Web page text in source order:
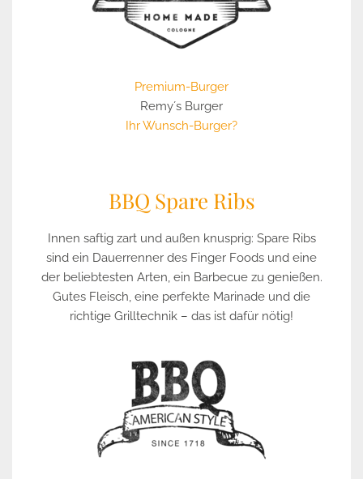
Premium-Burger
Remy´s Burger
Ihr Wunsch-Burger?
BBQ Spare Ribs
Innen saftig zart und außen knusprig: Spare Ribs
sind ein Dauerrenner des Finger Foods und eine
der beliebtesten Arten, ein Barbecue zu genießen.
Gutes Fleisch, eine perfekte Marinade und die
richtige Grilltechnik – das ist dafür nötig!